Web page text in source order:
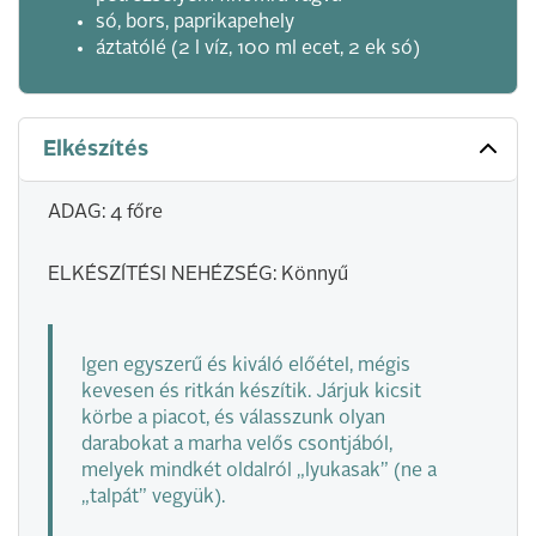
só, bors, paprikapehely
áztatólé (2 l víz, 100 ml ecet, 2 ek só)
Elkészítés
ADAG: 4 főre
ELKÉSZÍTÉSI NEHÉZSÉG: Könnyű
Igen egyszerű és kiváló előétel, mégis
kevesen és ritkán készítik. Járjuk kicsit
körbe a piacot, és válasszunk olyan
darabokat a marha velős csontjából,
melyek mindkét oldalról „lyukasak” (ne a
„talpát” vegyük).